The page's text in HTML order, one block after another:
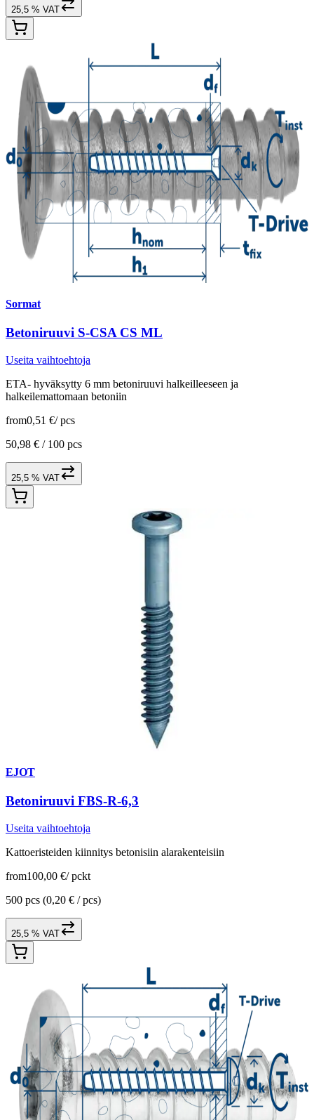
25,5 % VAT
Sormat
Betoniruuvi S-CSA CS ML
Useita vaihtoehtoja
ETA- hyväksytty 6 mm betoniruuvi halkeilleeseen ja
halkeilemattomaan betoniin
from0,51 €/ pcs
50,98 € / 100 pcs
25,5 % VAT
EJOT
Betoniruuvi FBS-R-6,3
Useita vaihtoehtoja
Kattoeristeiden kiinnitys betonisiin alarakenteisiin
from100,00 €/ pckt
500 pcs (0,20 € / pcs)
25,5 % VAT